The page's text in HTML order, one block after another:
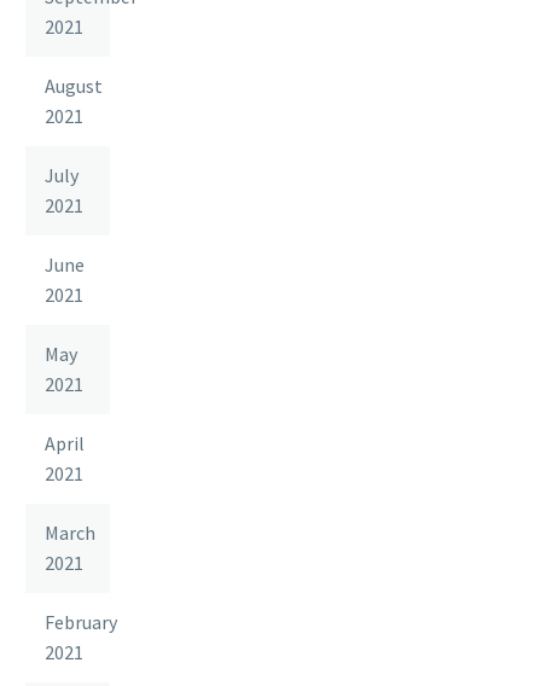
2021
August
2021
July
2021
June
2021
May
2021
April
2021
March
2021
February
2021